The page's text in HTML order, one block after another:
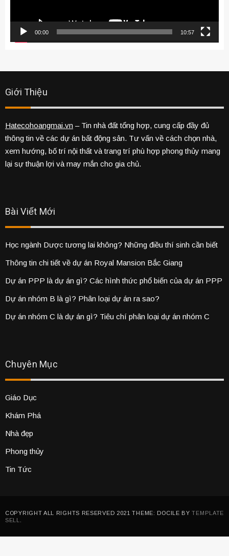
00:00 10:57
Giới Thiệu
Hatecohoangmai.vn – Tin nhà đất tổng hợp, cung cấp đầy đủ
thông tin về các dự án bất động sản. Tư vấn về cách chọn nhà,
xem hướng, bố trí nội thất và trang trí phù hợp phong thủy mang
lại sự thuận lợi và may mắn cho gia chủ.
Bài Viết Mới
Học ngành Dược tương lai không? Những điều thí sinh cần biết
Thông tin chi tiết về dự án Royal Mansion Bắc Giang
Dự án PPP là dự án gì? Các hình thức phổ biến của dự án PPP
Dự án nhóm B là gì? Phân loại dự án ra sao?
Dự án nhóm C là dự án gì? Tiêu chí phân loại dự án nhóm C
Chuyên Mục
Giáo Dục
Khám Phá
Nhà đẹp
Phong thủy
Tin Tức
COPYRIGHT ALL RIGHTS RESERVED 2021 THEME: DOCILE BYTEMPLATE
SELL